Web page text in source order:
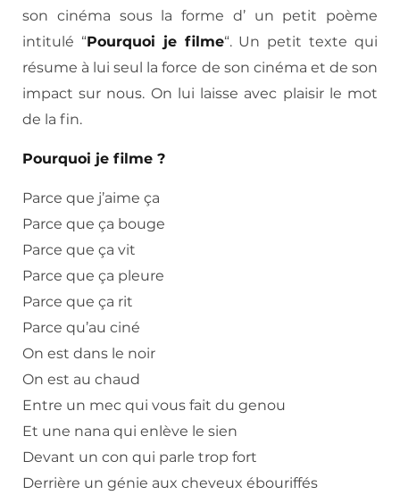
son cinéma sous la forme d’ un petit poème
intitulé “Pourquoi je filme“. Un petit texte qui
résume à lui seul la force de son cinéma et de son
impact sur nous. On lui laisse avec plaisir le mot
de la fin.
Pourquoi je filme ?
Parce que j’aime ça
Parce que ça bouge
Parce que ça vit
Parce que ça pleure
Parce que ça rit
Parce qu’au ciné
On est dans le noir
On est au chaud
Entre un mec qui vous fait du genou
Et une nana qui enlève le sien
Devant un con qui parle trop fort
Derrière un génie aux cheveux ébouriffés